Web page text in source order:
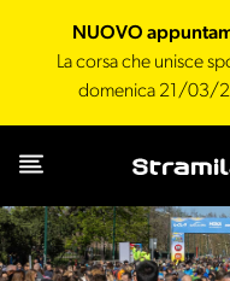
NUOVO
La corsa che unisce
domenica 21/03/